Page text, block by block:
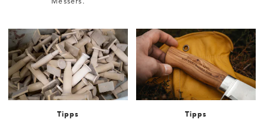
Messers.
Tipps Tipps